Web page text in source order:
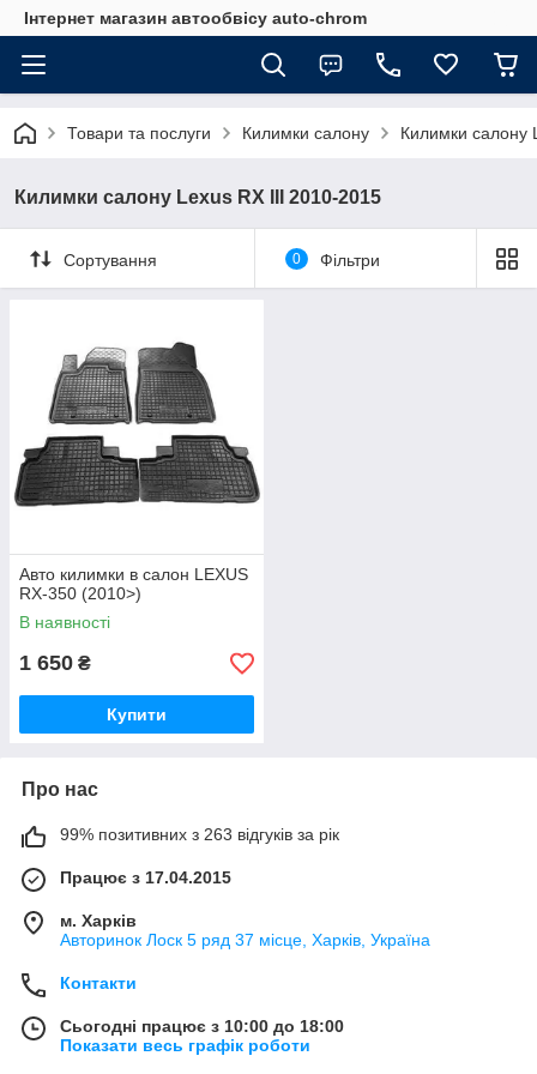
Інтернет магазин автообвісу auto-chrom
Товари та послуги Килимки салону Килимки салону
Килимки салону Lexus RХ III 2010-2015
Сортування 0 Фільтри
Авто килимки в салон LEXUS
RX-350 (2010>)
В наявності
1 650 ₴
Купити
Про нас
99% позитивних з 263 відгуків за рік
Працює з 17.04.2015
м. Харків
Авторинок Лоск 5 ряд 37 місце, Харків, Україна
Контакти
Сьогодні працює з 10:00 до 18:00
Показати весь графік роботи